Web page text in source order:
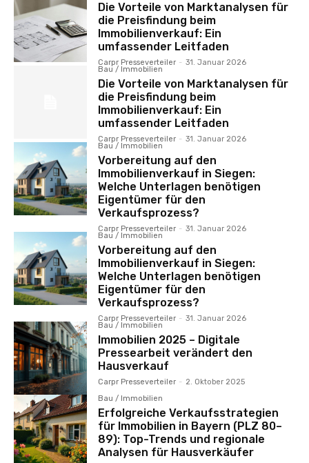
Die Vorteile von Marktanalysen für
die Preisfindung beim
Immobilienverkauf: Ein
umfassender Leitfaden
Carpr Presseverteiler - 31. Januar 2026
Bau / Immobilien
Die Vorteile von Marktanalysen für
die Preisfindung beim
Immobilienverkauf: Ein
umfassender Leitfaden
Carpr Presseverteiler - 31. Januar 2026
Bau / Immobilien
Vorbereitung auf den
Immobilienverkauf in Siegen:
Welche Unterlagen benötigen
Eigentümer für den
Verkaufsprozess?
Carpr Presseverteiler - 31. Januar 2026
Bau / Immobilien
Vorbereitung auf den
Immobilienverkauf in Siegen:
Welche Unterlagen benötigen
Eigentümer für den
Verkaufsprozess?
Carpr Presseverteiler - 31. Januar 2026
Bau / Immobilien
Immobilien 2025 – Digitale
Pressearbeit verändert den
Hausverkauf
Carpr Presseverteiler - 2. Oktober 2025
Bau / Immobilien
Erfolgreiche Verkaufsstrategien
für Immobilien in Bayern (PLZ 80–
89): Top-Trends und regionale
Analysen für Hausverkäufer